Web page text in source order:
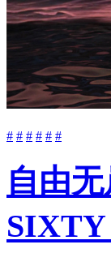
# # # # # #
自由
SIXTY